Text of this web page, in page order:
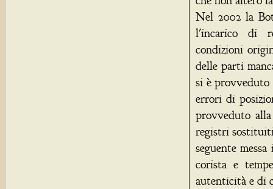
Nel 2002 la
l'incarico di
condizioni
delle parti
si è provveduto
errori di
provveduto
registri
seguente
corista e
autenticità e di